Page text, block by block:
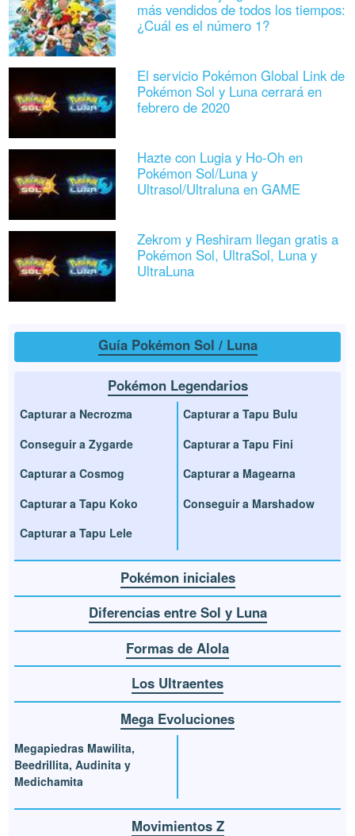
más vendidos de todos los tiempos:
¿Cuál es el número 1?
El servicio Pokémon Global Link de
Pokémon Sol y Luna cerrará en
febrero de 2020
Hazte con Lugia y Ho-Oh en
Pokémon Sol/Luna y
Ultrasol/Ultraluna en GAME
Zekrom y Reshiram llegan gratis a
Pokémon Sol, UltraSol, Luna y
UltraLuna
Guía Pokémon Sol / Luna
Pokémon Legendarios
Capturar a Necrozma
Conseguir a Zygarde
Capturar a Cosmog
Capturar a Tapu Koko
Capturar a Tapu Lele
Capturar a Tapu Bulu
Capturar a Tapu Fini
Capturar a Magearna
Conseguir a Marshadow
Pokémon iniciales
Diferencias entre Sol y Luna
Formas de Alola
Los Ultraentes
Mega Evoluciones
Megapiedras Mawilita,
Beedrillita, Audinita y
Medichamita
Movimientos Z